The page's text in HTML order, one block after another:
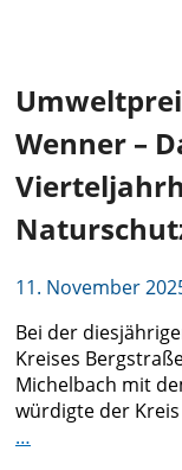
Wenner –
11. November
Bei der
Kreises
Michelbach mit
würdigte der
…